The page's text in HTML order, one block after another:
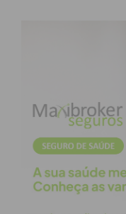
Assine
obtenha de